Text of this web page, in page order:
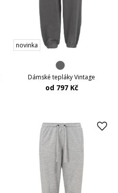
novinka
Dámské tepláky Vintage
od 797 Kč